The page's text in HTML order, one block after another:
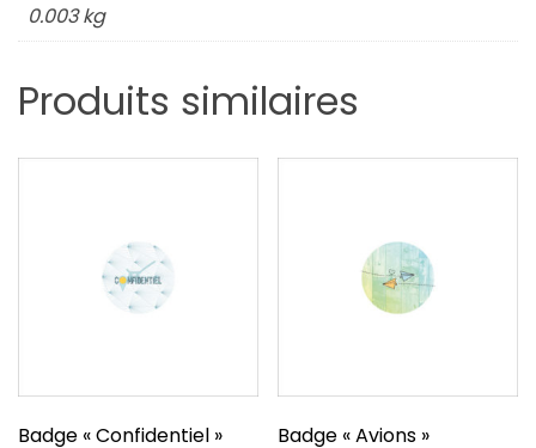
0.003 kg
Produits similaires
Badge « Confidentiel » Badge « Avions »